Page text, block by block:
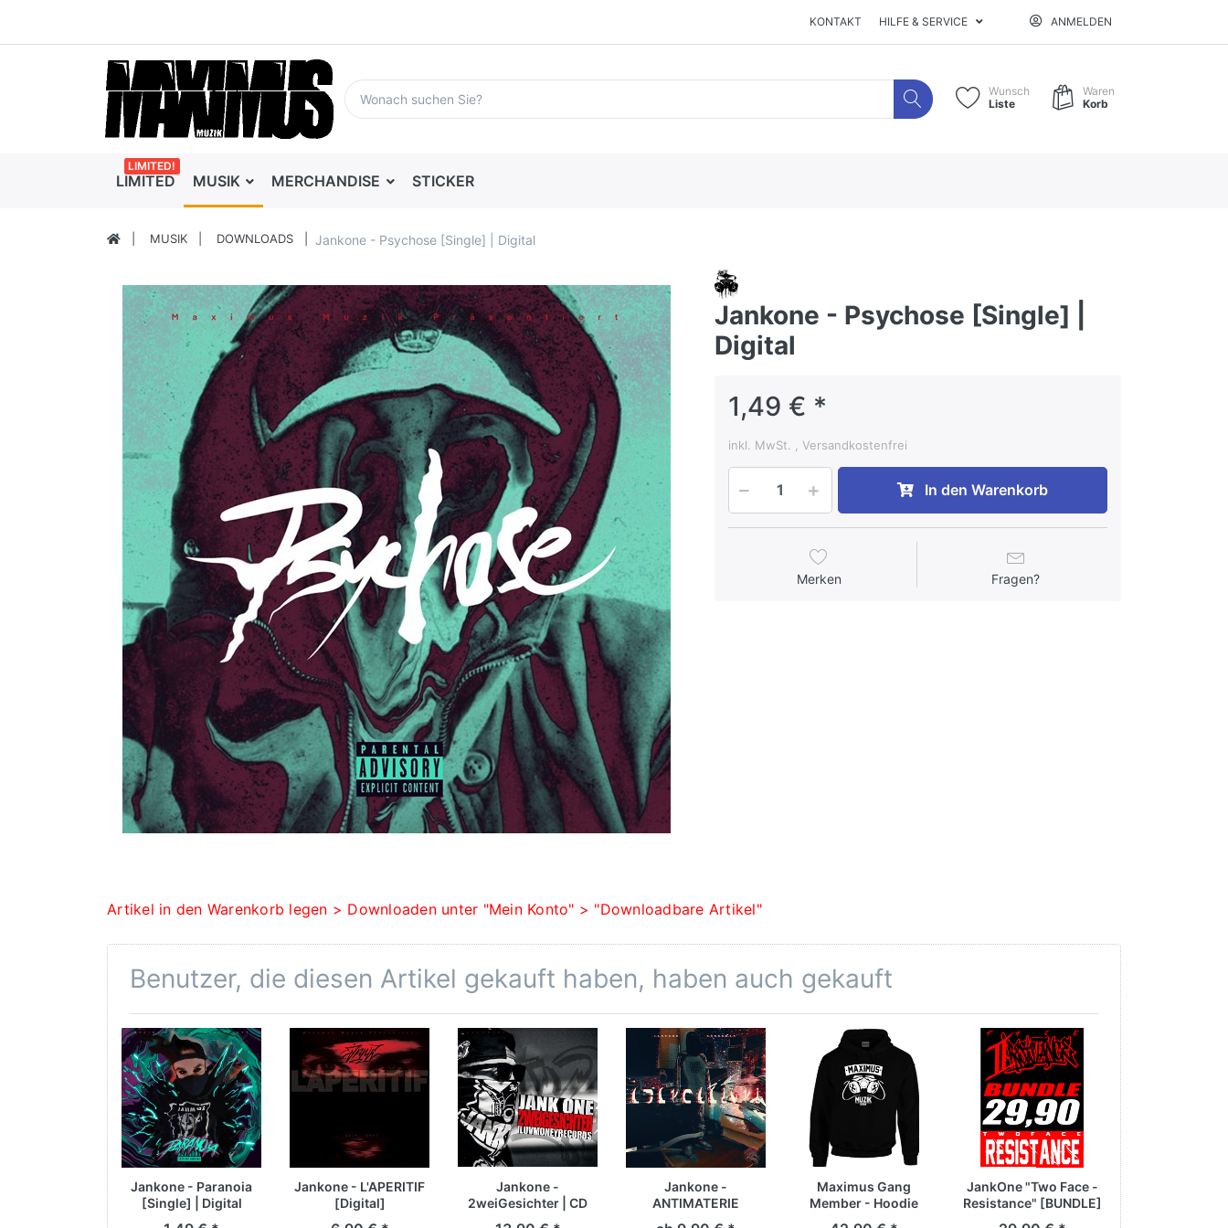
KONTAKT HILFE & SERVICE ANMELDEN
Wunsch
Liste
Waren
Korb
LIMITED
LIMITED!
MUSIK MERCHANDISE STICKER
MUSIK DOWNLOADS Jankone - Psychose [Single] | Digital
Jankone - Psychose [Single] |
Digital
1,49 € *
inkl. MwSt. , Versandkostenfrei
In den Warenkorb
Merken Fragen?
Artikel in den Warenkorb legen > Downloaden unter "Mein Konto" > "Downloadbare Artikel"
Benutzer, die diesen Artikel gekauft haben, haben auch gekauft
Jankone - Paranoia
[Single] | Digital
Jankone - L'APERITIF
[Digital]
Jankone -
2weiGesichter | CD
Jankone -
ANTIMATERIE
Maximus Gang
Member - Hoodie
JankOne "Two Face -
Resistance" [BUNDLE]